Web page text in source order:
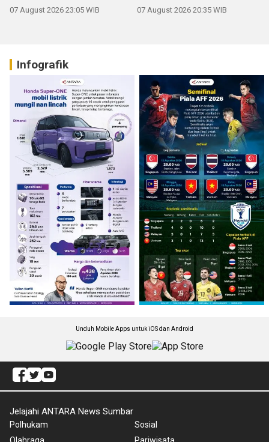
07 August 2026 23:05 WIB
Sumbar
07 August 2026 20:35 WIB
Infografik
Unduh Mobile Apps untuk iOS dan Android
Jelajahi ANTARA News Sumbar
Polhukam
Olahraga
Sosial
Pariwisata